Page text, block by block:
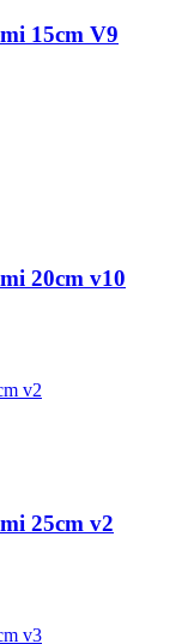
15cm V9
20cm v10
25cm v2